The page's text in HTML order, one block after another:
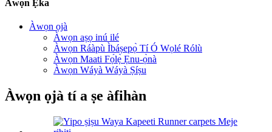
Àwọn Ẹ̀ka
Àwọn ọjà
Àwọn aṣọ inú ilé
Àwọn Ráàpù Ìbáṣepọ̀ Tí Ó Wọlé Rólù
Àwọn Maati Fọ́lẹ̀ Ẹnu-ọ̀nà
Àwọn Wáyà Wáyà Ṣíṣu
Àwọn ọjà tí a ṣe àfihàn